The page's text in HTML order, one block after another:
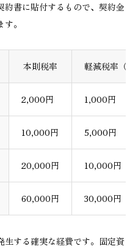
書に貼付するもので、契約金
。
本則税率 軽減税率（
2,000円 1,000円
10,000円 5,000円
20,000円 10,000円
60,000円 30,000円
生する確実な経費です。固定資